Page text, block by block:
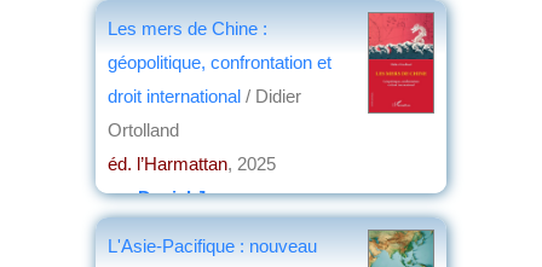
Les mers de Chine :
géopolitique, confrontation et
droit international / Didier
Ortolland
éd. l’Harmattan, 2025
parDaniel Jouanneau
L'Asie-Pacifique : nouveau